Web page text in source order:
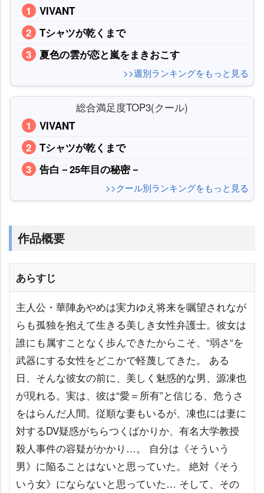
VIVANT
Tシャツが乾くまで
夏色の雲が恋と嵐をまきおこす
>>週別ランキングをもっと見る
総合満足度TOP3(クール)
VIVANT
Tシャツが乾くまで
告白－25年目の秘密－
>>クール別ランキングをもっと見る
作品概要
あらすじ
主人公・華陣あやめは実力ゆえ将来を嘱望されなが
らも孤独を抱えて生きる美しき女性弁護士。彼女は
誰にも属すことなく歩んできたからこそ、“弱さ“を
武器にする女性をどこかで軽蔑してきた。 ある
日、そんな彼女の前に、美しく魅惑的な男、源凍也
が現れる。実は、彼は“愛＝所有”と信じる、危うさ
をはらんだ人間。従順な妻もいるが、凍也には妻に
対するDV疑惑がちらつくばかりか、有名大学教授
殺人事件の容疑がかかり…。 自分は《そういう
男》に陥ることはないと思っていた。 絶対《そう
いう女》にならないと思っていた… そして、その